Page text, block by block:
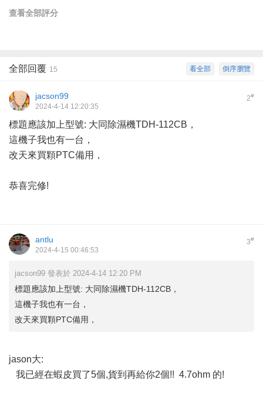
查看全部評分
倒序瀏覽
看全部
全部回覆 15
2#
jacson99
2024-4-14 12:20:35
標題應該加上型號: 大同除濕機TDH-112CB，
這機子我也有一台，
改天來買顆PTC備用，
恭喜完修!
3#
antlu
2024-4-15 00:46:53
jacson99 發表於 2024-4-14 12:20 PM
標題應該加上型號: 大同除濕機TDH-112CB，
這機子我也有一台，
改天來買顆PTC備用，
jason大:
我已經在蝦皮買了5個,貨到再給你2個!! 4.7ohm 的!